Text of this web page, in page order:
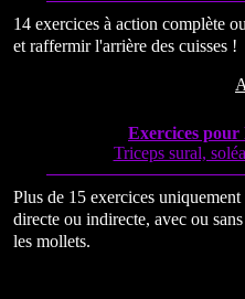
14 exercices à action complète
et raffermir l'arrière des cuisses !
Exercices pour
Triceps sural,
Plus de 15 exercices
directe ou indirecte, avec ou
les mollets.